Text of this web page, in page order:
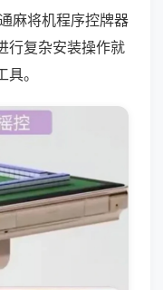
麻将机程序控牌器
行复杂安装操作就
。